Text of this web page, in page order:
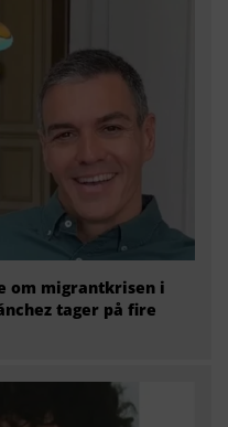
om migrantkrisen i
tager på fire